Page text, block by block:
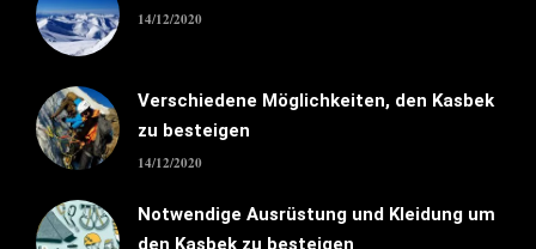
14/12/2020
Verschiedene Möglichkeiten, den Kasbek
zu besteigen
14/12/2020
Notwendige Ausrüstung und Kleidung um
den Kasbek zu besteigen